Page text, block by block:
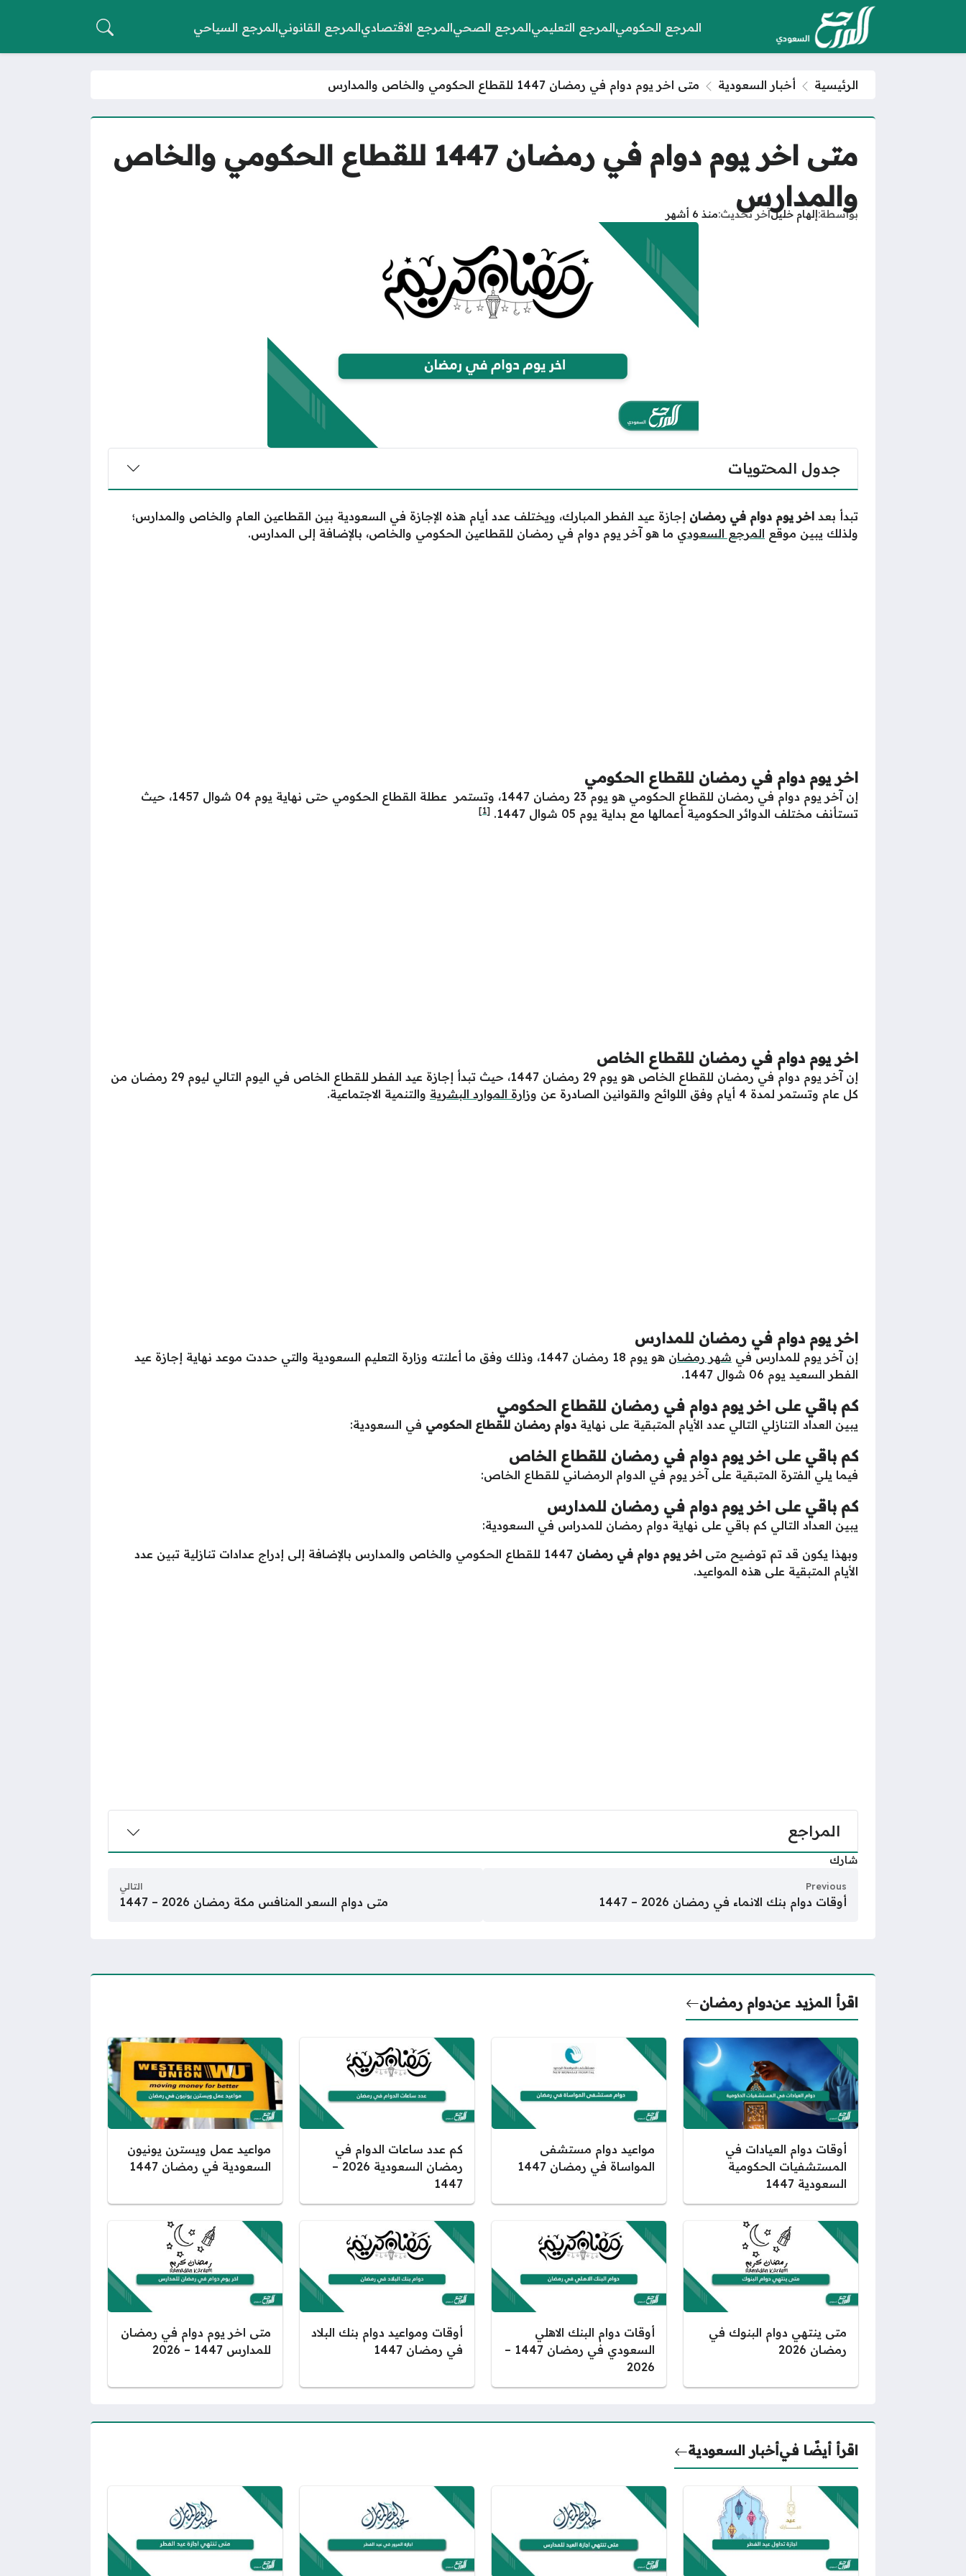
المرجع الحكوميالمرجع التعليميالمرجع الصحيالمرجع الاقتصاديالمرجع القانونيالمرجع السياحي
الرئيسية أخبار السعودية متى اخر يوم دوام في رمضان 1447 للقطاع الحكومي والخاص والمدارس
متى اخر يوم دوام في رمضان 1447 للقطاع الحكومي والخاص
والمدارس
بواسطة إلهام خليلآخر تحديث منذ 6 أشهر
جدول المحتويات
تبدأ بعد اخر يوم دوام في رمضان إجازة عيد الفطر المبارك، ويختلف عدد أيام هذه الإجازة في السعودية بين القطاعين العام والخاص والمدارس؛
ولذلك يبين موقع المرجع السعودي ما هو آخر يوم دوام في رمضان للقطاعين الحكومي والخاص، بالإضافة إلى المدارس.
اخر يوم دوام في رمضان للقطاع الحكومي
إن آخر يوم دوام في رمضان للقطاع الحكومي هو يوم 23 رمضان 1447، وتستمر عطلة القطاع الحكومي حتى نهاية يوم 04 شوال 1457، حيث
تستأنف مختلف الدوائر الحكومية أعمالها مع بداية يوم 05 شوال 1447.
[1]
اخر يوم دوام في رمضان للقطاع الخاص
إن آخر يوم دوام في رمضان للقطاع الخاص هو يوم 29 رمضان 1447، حيث تبدأ إجازة عيد الفطر للقطاع الخاص في اليوم التالي ليوم 29 رمضان من
كل عام وتستمر لمدة 4 أيام وفق اللوائح والقوانين الصادرة عن
وزارة الموارد البشرية والتنمية الاجتماعية.
اخر يوم دوام في رمضان للمدارس
إن آخر يوم للمدارس في شهر رمضان
هو يوم 18 رمضان 1447، وذلك وفق ما أعلنته وزارة التعليم السعودية والتي حددت موعد نهاية إجازة عيد
الفطر السعيد يوم 06 شوال 1447.
كم باقي على اخر يوم دوام في رمضان للقطاع الحكومي
يبين العداد التنازلي التالي عدد الأيام المتبقية على نهاية دوام رمضان للقطاع الحكومي في السعودية:
كم باقي على اخر يوم دوام في رمضان للقطاع الخاص
فيما يلي الفترة المتبقية على آخر يوم في الدوام الرمضاني للقطاع الخاص:
كم باقي على اخر يوم دوام في رمضان للمدارس
يبين العداد التالي كم باقي على نهاية دوام رمضان للمدراس في السعودية:
وبهذا يكون قد تم توضيح متى اخر يوم دوام في رمضان
1447 للقطاع الحكومي والخاص والمدارس بالإضافة إلى إدراج عدادات تنازلية تبين عدد
الأيام المتبقية على هذه المواعيد.
المراجع
شارك
Previous
أوقات دوام بنك الانماء في رمضان 2026 – 1447
التالي
متى دوام السعر المنافس مكة رمضان 2026 – 1447
اقرأ المزيد عندوام رمضان
أوقات دوام العيادات في
المستشفيات الحكومية
السعودية 1447
مواعيد دوام مستشفى
المواساة في رمضان 1447
كم عدد ساعات الدوام في
رمضان السعودية 2026 –
1447
مواعيد عمل ويسترن يونيون
السعودية في رمضان 1447
متى ينتهي دوام البنوك في
رمضان 2026
أوقات دوام البنك الاهلي
السعودي في رمضان 1447 –
2026
أوقات ومواعيد دوام بنك البلاد
في رمضان 1447
متى اخر يوم دوام في رمضان
للمدارس 1447 – 2026
اقرأ أيضًا فيأخبار السعودية